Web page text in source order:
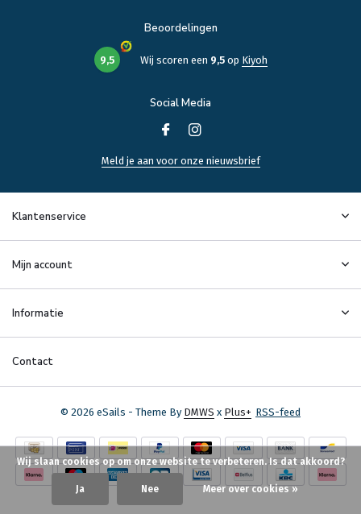
Beoordelingen
9,5 Wij scoren een 9,5op Kiyoh
Social Media
Meld je aan voor onze nieuwsbrief
Klantenservice
Mijn account
Informatie
Contact
© 2026 eSails - Theme By DMWS x Plus+ RSS-feed
Wij slaan cookies op om onze website te verbeteren. Is dat akkoord?
Ja Nee Meer over cookies »